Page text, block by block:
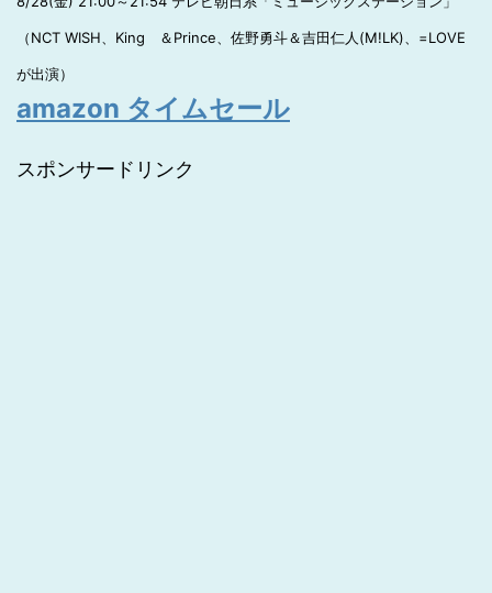
（NCT WISH、King ＆Prince、佐野勇斗＆吉田仁人(M!LK)、=LOVE
が出演）
amazon タイムセール
スポンサードリンク